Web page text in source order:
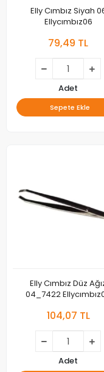
Elly Cımbız Siyah
Ellycımbız06
79,49 TL
Adet
Sepete Ekle
Elly Cımbız Düz
04_7422
104,07 TL
Adet